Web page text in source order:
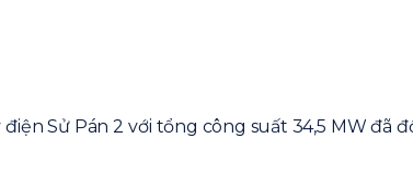
điện Sử Pán 2 với tổng công suất 34,5 MW